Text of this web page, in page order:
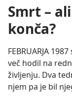
Smrt –
konča?
FEBRUARJA
več hodil na
življenju. Dva
njem pa je bil